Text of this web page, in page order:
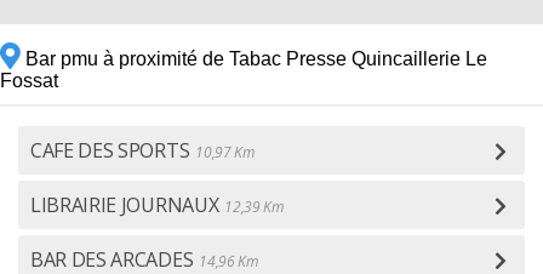
Bar pmu à proximité de Tabac Presse Quincaillerie Le
Fossat
CAFE DES SPORTS 10,97 Km
LIBRAIRIE JOURNAUX 12,39 Km
BAR DES ARCADES 14,96 Km